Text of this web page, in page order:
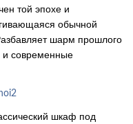
той эпохе и
обычной
шарм прошлого
и современные
шкаф под